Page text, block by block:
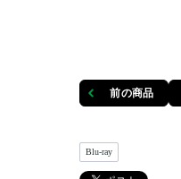
前の商品
Blu-ray